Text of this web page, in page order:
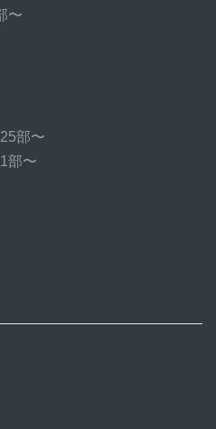
〜
部〜
部〜